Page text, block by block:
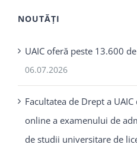
NOUTĂȚI
UAIC oferă peste 13.600
06.07.2026
Facultatea de Drept a
online a examenului de
de studii universitare de